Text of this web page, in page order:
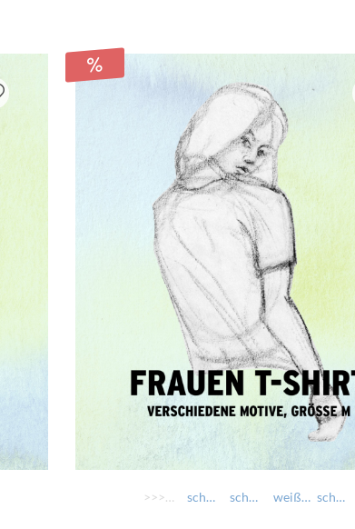
>>>> AUSWÄHLEN >>>> schwarz: Trachtenersatzgwand schwarz: Jessas weiß: vom Boa weg boarisch schwarz: Bavarian Underground - Laughing Skull